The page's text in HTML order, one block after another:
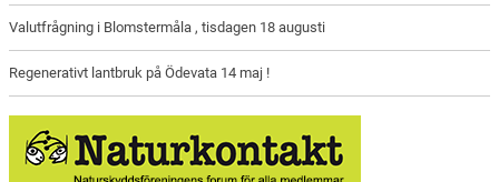
Valutfrågning i Blomstermåla , tisdagen 18 augusti
Regenerativt lantbruk på Ödevata 14 maj !